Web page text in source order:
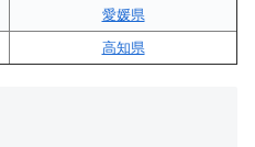
愛媛県
高知県